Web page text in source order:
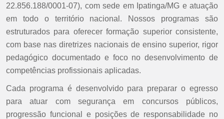
22.856.188/0001-07), com sede em Ipatinga/MG e atuação
em todo o território nacional. Nossos programas são
estruturados para oferecer formação superior consistente,
com base nas diretrizes nacionais de ensino superior, rigor
pedagógico documentado e foco no desenvolvimento de
competências profissionais aplicadas.
Cada programa é desenvolvido para preparar o egresso
para atuar com segurança em concursos públicos,
progressão funcional e posições de responsabilidade no